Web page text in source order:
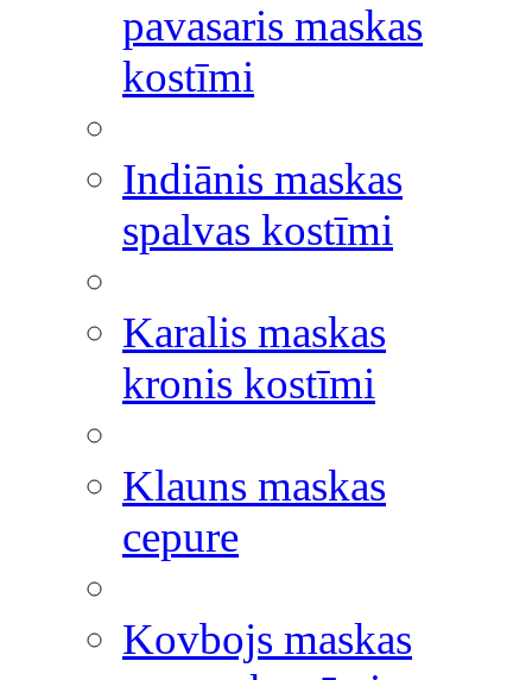
pavasaris maskas
kostīmi
Indiānis maskas
spalvas kostīmi
Karalis maskas
kronis kostīmi
Klauns maskas
cepure
Kovbojs maskas